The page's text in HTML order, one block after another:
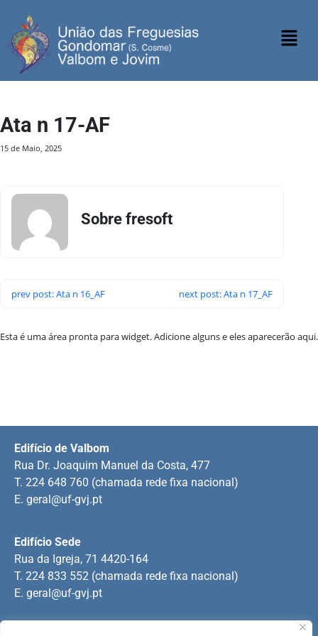
Ata n 17-AF
15 de Maio, 2025
Sobre fresoft
prev post: Ata n 16_AF next post: Ata n 17_AF
Esta é uma área pronta para widget. Adicione alguns e eles aparecerão aqui.
Edifício Sede
Rua da Igreja, 71 4420-164
T. 224 833 552 (chamada rede fixa nacional)
E. geral@uf-gvj.pt
Edifício de Valbom
Rua Dr. Joaquim Manuel da Costa, 477
T. 224 648 760 (chamada rede fixa nacional)
E. geral@uf-gvj.pt